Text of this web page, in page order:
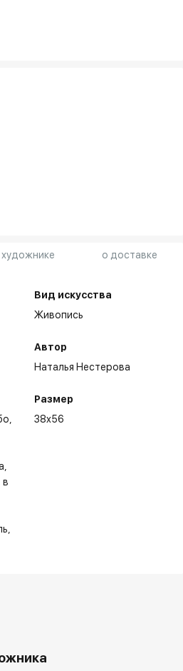
художнике о доставке
в
Вид искусства
Живопись
Автор
Наталья Нестерова
Размер
38x56